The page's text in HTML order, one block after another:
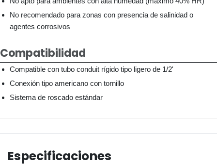
No recomendado para zonas con presencia de salinidad o
agentes corrosivos
Compatibilidad
Compatible con tubo conduit rígido tipo ligero de 1/2'
Conexión tipo americano con tornillo
Sistema de roscado estándar
Especificaciones